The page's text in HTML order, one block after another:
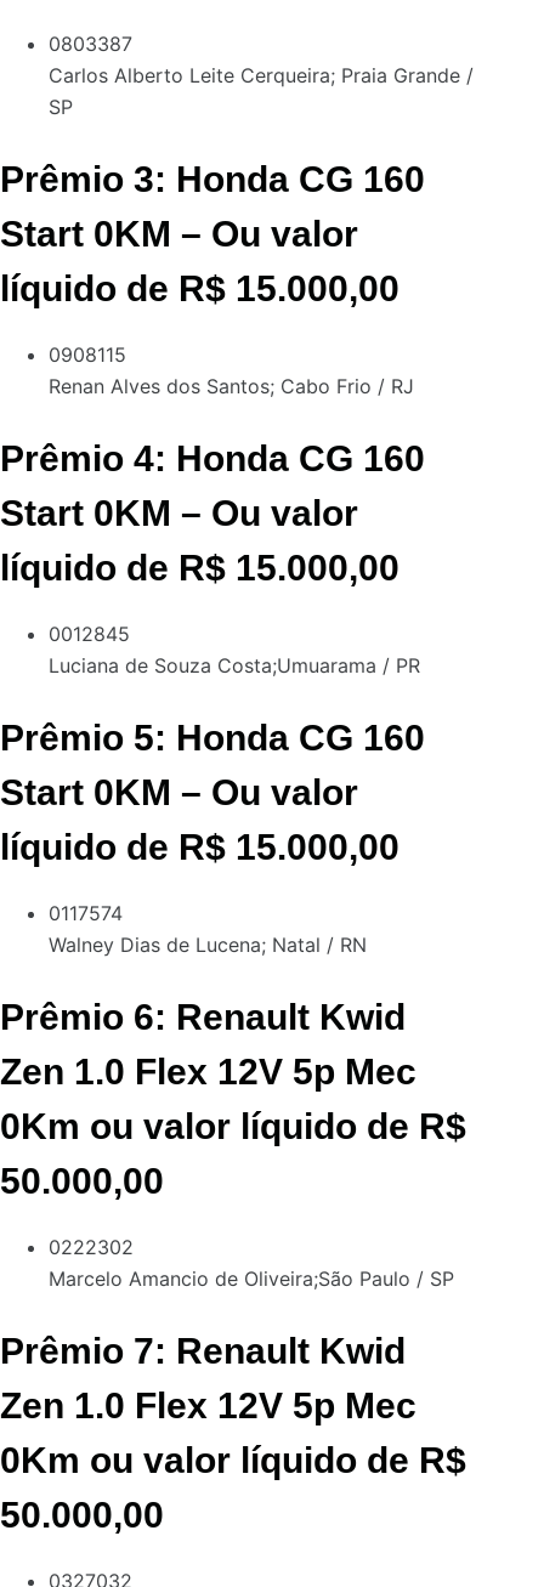
0803387
Carlos Alberto Leite Cerqueira; Praia Grande /
SP
Prêmio 3: Honda CG 160
Start 0KM – Ou valor
líquido de R$ 15.000,00
0908115
Renan Alves dos Santos; Cabo Frio / RJ
Prêmio 4: Honda CG 160
Start 0KM – Ou valor
líquido de R$ 15.000,00
0012845
Luciana de Souza Costa;Umuarama / PR
Prêmio 5: Honda CG 160
Start 0KM – Ou valor
líquido de R$ 15.000,00
0117574
Walney Dias de Lucena; Natal / RN
Prêmio 6: Renault Kwid
Zen 1.0 Flex 12V 5p Mec
0Km ou valor líquido de R$
50.000,00
0222302
Marcelo Amancio de Oliveira;São Paulo / SP
Prêmio 7: Renault Kwid
Zen 1.0 Flex 12V 5p Mec
0Km ou valor líquido de R$
50.000,00
0327032